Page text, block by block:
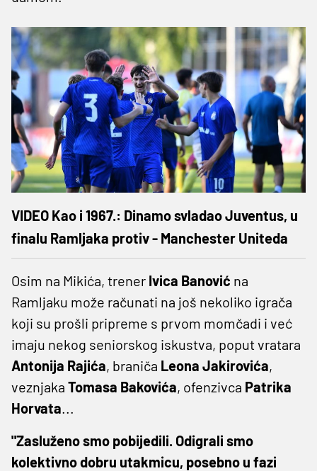
VIDEO Kao i 1967.: Dinamo svladao Juventus, u
finalu Ramljaka protiv - Manchester Uniteda
Osim na Mikića, trener Ivica Banović na
Ramljaku može računati na još nekoliko igrača
koji su prošli pripreme s prvom momčadi i već
imaju nekog seniorskog iskustva, poput vratara
Antonija Rajića, braniča Leona Jakirovića,
veznjaka Tomasa Bakovića, ofenzivca Patrika
Horvata...
"Zasluženo smo pobijedili. Odigrali smo
kolektivno dobru utakmicu, posebno u fazi